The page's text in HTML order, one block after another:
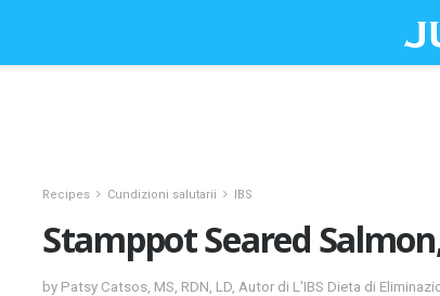
Recipes Cundizioni salutarii IBS
Stamppot Seared
by Patsy Catsos, MS, RDN, LD, Autor di L'IBS Dieta di